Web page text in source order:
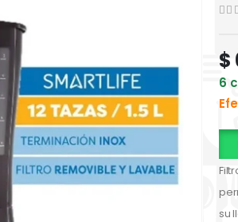
$
6
su